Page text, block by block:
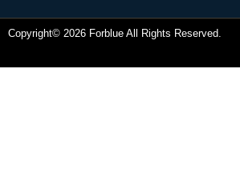
Copyright© 2026 Forblue All Rights Reserved.